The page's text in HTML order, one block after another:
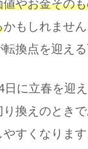
値やお金その
かもしれませ
転換点を迎える
日に立春を迎
換えのとき
すくなりま